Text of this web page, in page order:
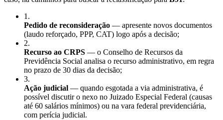
1 .
Pedido de reconsideração — apresente novos documentos
(laudo reforçado, PPP, CAT) logo após a decisão;
2.
Recurso ao CRPS — o Conselho de Recursos da
Previdência Social analisa o recurso administrativo, em regra
no prazo de 30 dias da decisão;
3.
Ação judicial — quando esgotada a via administrativa, é
possível discutir o nexo no Juizado Especial Federal (causas
até 60 salários mínimos) ou na vara federal previdenciária,
com perícia judicial.